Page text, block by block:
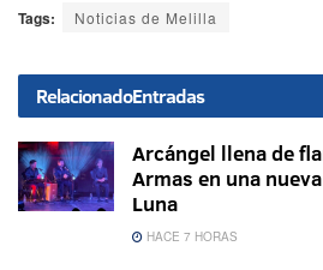
Tags: Noticias de Melilla
RelacionadoEntradas
Arcángel llena de
Armas en una
Luna
HACE 7 HORAS